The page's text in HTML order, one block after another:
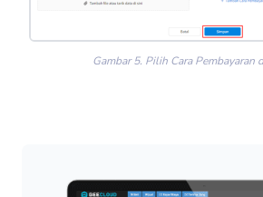
Gambar 5. Pilih Cara Pembayaran